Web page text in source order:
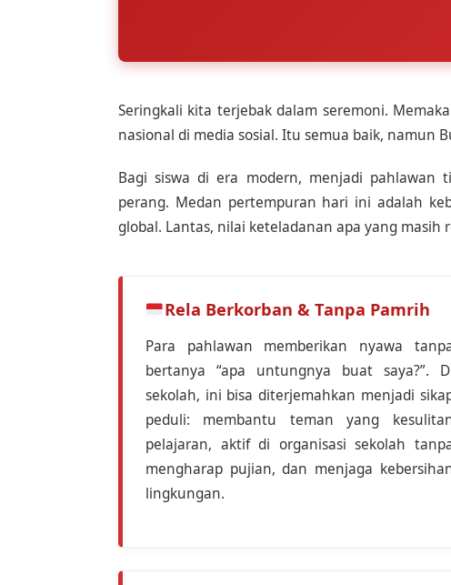
Seringkali kita terjebak dalam seremoni.
nasional di media sosial. Itu semua baik, namun
Bagi siswa di era modern, menjadi pahlawan
perang. Medan pertempuran hari ini adalah
global. Lantas, nilai keteladanan apa yang
Rela Berkorban & Tanpa Pamrih
Para pahlawan memberikan nyawa
bertanya “apa untungnya buat saya?”.
sekolah, ini bisa diterjemahkan menjadi
peduli: membantu teman yang
pelajaran, aktif di organisasi sekolah
mengharap pujian, dan menjaga
lingkungan.